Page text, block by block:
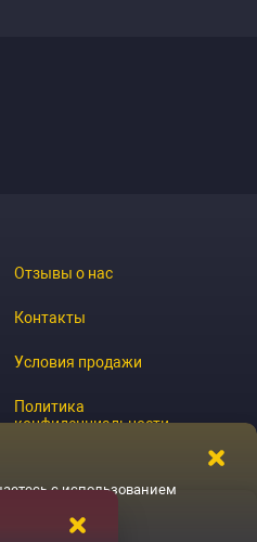
Отзывы о нас
Контакты
Условия продажи
Политика
конфиденциальности
с использованием